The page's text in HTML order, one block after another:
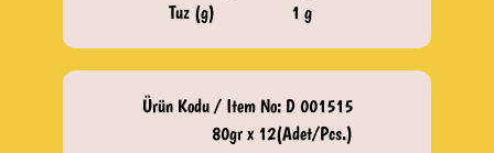
Tuz (g)
1 g
Ürün Kodu / Item No: D 001515
80gr x 12(Adet/Pcs.)